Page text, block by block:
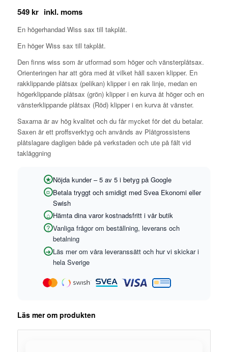
549kr
En högerhandad Wiss sax till takplåt.
En höger Wiss sax till takplåt.
Den finns wiss som är utformad som höger och vänsterplåtsax.
Orienteringen har att göra med åt vilket håll saxen klipper. En
rakklippande plåtsax (pelikan) klipper i en rak linje, medan en
högerklippande plåtsax (grön) klipper i en kurva åt höger och en
vänsterklippande plåtsax (Röd) klipper i en kurva åt vänster.
Saxarna är av hög kvalitet och du får mycket för det du betalar.
Saxen är ett proffsverktyg och används av Plåtgrossistens
plåtslagare dagligen både på verkstaden och ute på fält vid
takläggning
Nöjda kunder – 5 av 5 i betyg på Google
Betala tryggt och smidigt med Svea Ekonomi eller
Swish
Hämta dina varor kostnadsfritt i vår butik
Vanliga frågor om beställning, leverans och
betalning
Läs mer om våra leveranssätt och hur vi skickar i
hela Sverige
Läs mer om produkten